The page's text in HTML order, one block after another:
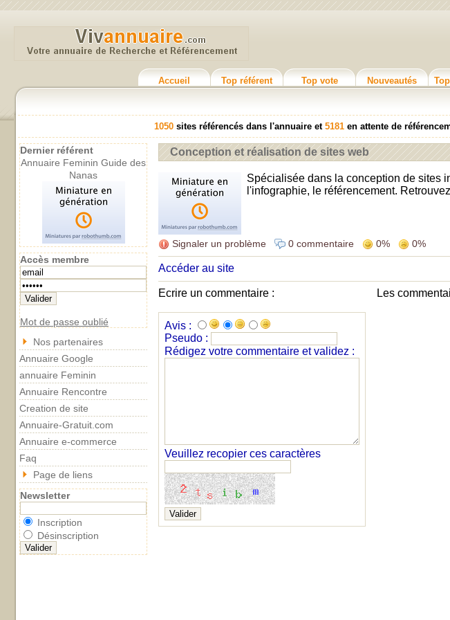
Accueil Top référent Top vote Nouveautés
1050 sites référencés dans l'annuaire et 5181 en attente de
Dernier référent
Annuaire Feminin Guide des
Nanas
Accès membre
Mot de passe oublié
Nos partenaires
Annuaire Google
annuaire Feminin
Annuaire Rencontre
Creation de site
Annuaire-Gratuit.com
Annuaire e-commerce
Faq
Page de liens
Newsletter
Inscription
Désinscription
Conception et réalisation de sites web
Spécialisée dans la conception de sites
l'infographie, le référencement.
Signaler un problème 0 commentaire 0% 0%
Accéder au site
Ecrire un commentaire :
Avis :
Pseudo :
Rédigez votre commentaire et validez :
Veuillez recopier ces caractères
Les